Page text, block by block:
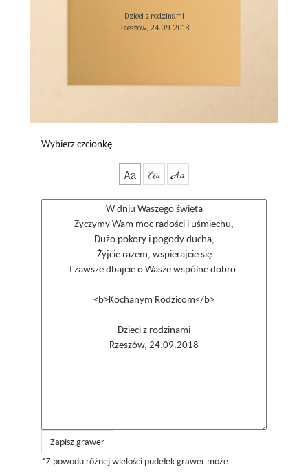
Dzieci z rodzinami
Rzeszów, 24.09.2018
Wybierz czcionkę
Aa Aa Aa
Zapisz grawer
*Z powodu różnej wielości pudełek grawer może